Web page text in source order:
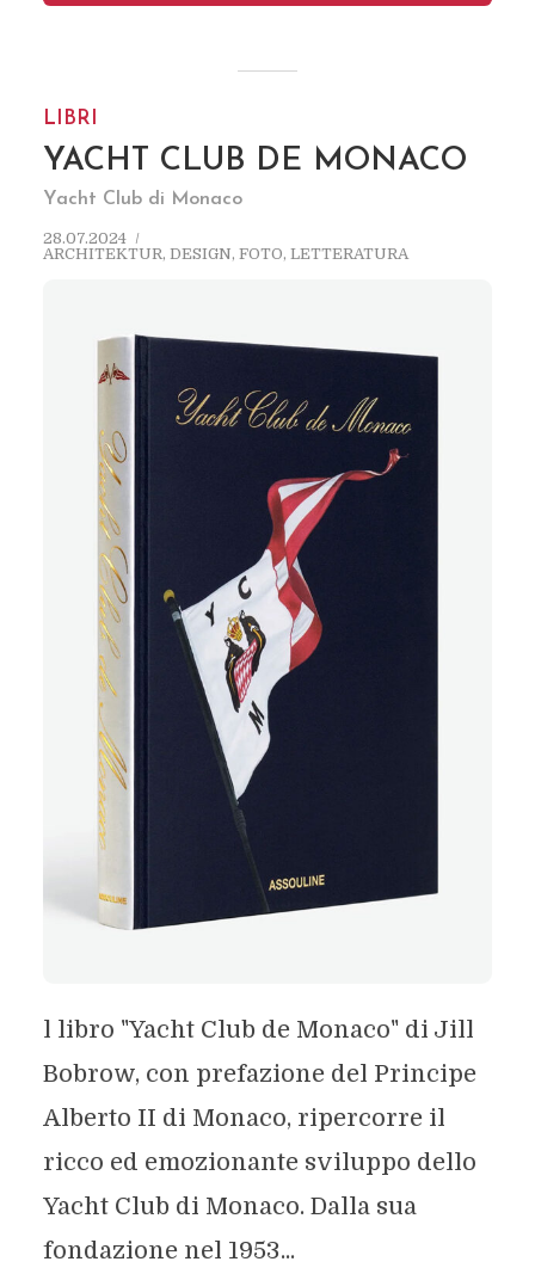
LIBRI
YACHT CLUB DE MONACO
Yacht Club di Monaco
28.07.2024
ARCHITEKTUR, DESIGN, FOTO, LETTERATURA
l libro "Yacht Club de Monaco" di Jill
Bobrow, con prefazione del Principe
Alberto II di Monaco, ripercorre il
ricco ed emozionante sviluppo dello
Yacht Club di Monaco. Dalla sua
fondazione nel 1953...